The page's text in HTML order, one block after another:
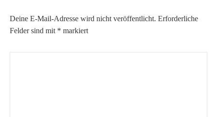
Deine E-Mail-Adresse wird nicht veröffentlicht. Erforderliche
Felder sind mit * markiert